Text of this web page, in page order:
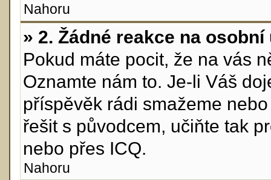
Nahoru
» 2. Žádné reakce na
Pokud máte pocit, že na vás
Oznamte nám to. Je-li Váš
příspěvěk rádi smažeme
řešit s původcem, učiňte tak
nebo přes ICQ.
Nahoru